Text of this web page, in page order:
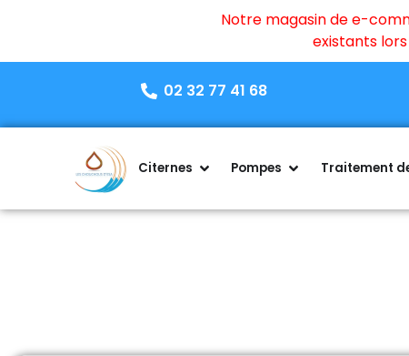
Notre magasin de e-
existants
02 32 77 41 68
Citernes Pompes Traitement